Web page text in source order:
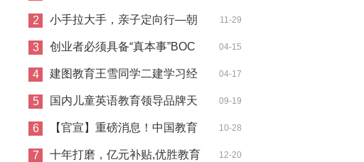
悲鸿
2 小手拉大手，亲子定向行—朝
晖幼儿
11-29
3 创业者必须具备“真本事”BOC
商科证
04-15
4 建图教育王雪同学二建学习经
验分享
04-17
5 国内儿童英语教育领导品牌天
童美语
09-19
6 【官宣】重磅消息！中国教育
技术协
10-28
7 十年打磨，亿元补贴,优胜教育 12-20